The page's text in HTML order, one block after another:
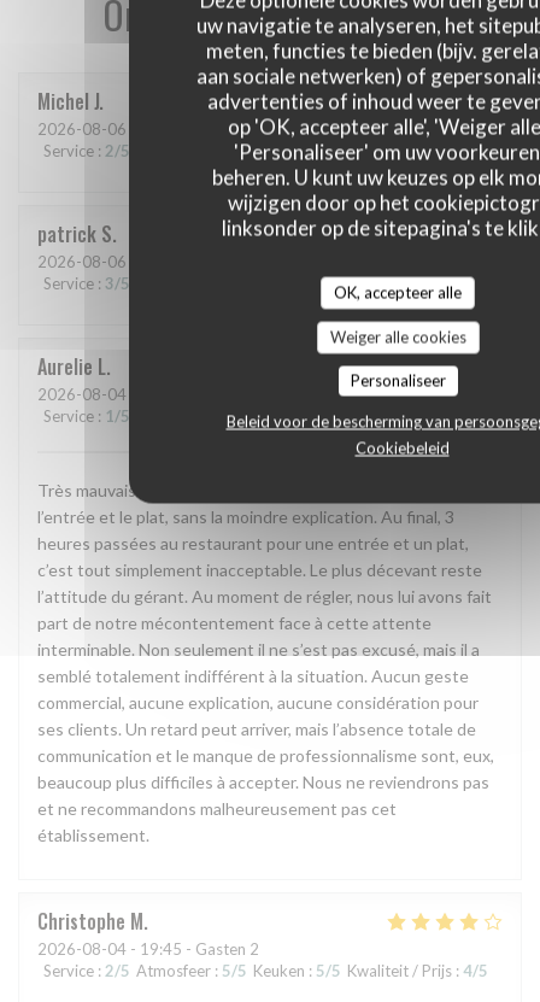
uw navigatie te analyseren, het
meten, functies te bieden (bijv.
aan sociale netwerken) of
advertenties of inhoud weer te
op 'OK, accepteer alle', 'Weiger
'Personaliseer' om uw
beheren. U kunt uw keuzes op elk
wijzigen door op het
linksonder op de sitepagina's te
OK, accepteer alle
Weiger alle cookies
Personaliseer
Beleid voor de bescherming van
Cookiebeleid
Onze gastbeoordelingen
Michel J
2026-08-06 - 12:15 - Gasten 2
Service : 2/5 /5 Keuken:2/5 Kwaliteit / Prijs: 1/5
patrick S
2026-08-06
Service : 3/5 4/5 Kwaliteit / Prijs:4/5
Aurelie L
2026-08-04
Service : 1/5 1/5 Keuken: 4/5 Kwaliteit / Prijs : 3/5
Très mauvaise expérience. Nous avons attendu 1 h 15 entre
l’entrée et le plat, sans la moindre explication. Au final, 3
heures passées au restaurant pour une entrée et un plat,
c’est tout simplement inacceptable. Le plus décevant reste
l’attitude du gérant. Au moment de régler, nous lui avons fait
part de notre mécontentement face à cette attente
interminable. Non seulement il ne s’est pas excusé, mais il a
semblé totalement indifférent à la situation. Aucun geste
commercial, aucune explication, aucune considération pour
ses clients. Un retard peut arriver, mais l’absence totale de
communication et le manque de professionnalisme sont, eux,
beaucoup plus difficiles à accepter. Nous ne reviendrons pas
et ne recommandons malheureusement pas cet
établissement.
Christophe M
2026-08-04 - 19:45 - Gasten 2
Service : 2/5 Atmosfeer : 5/5 Keuken : 5/5 Kwaliteit / Prijs : 4/5